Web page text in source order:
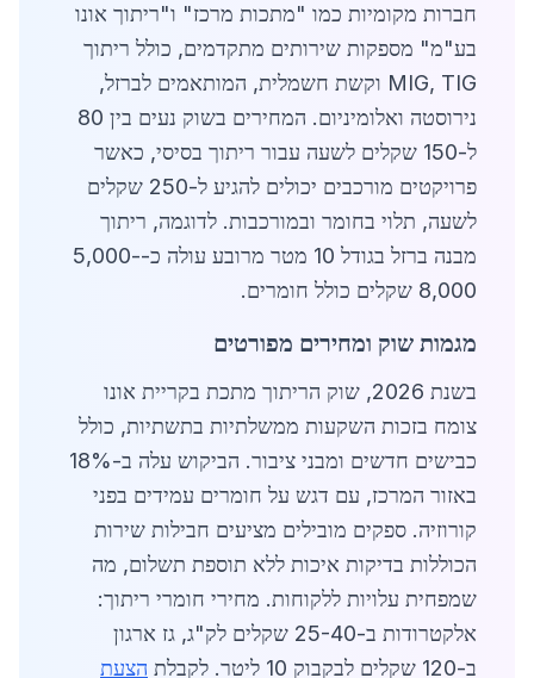
חברות מקומיות כמו "מתכות מרכז" ו"ריתוך אונו
בע"מ" מספקות שירותים מתקדמים, כולל ריתוך
MIG, TIG וקשת חשמלית, המותאמים לברזל,
נירוסטה ואלומיניום. המחירים בשוק נעים בין 80
ל-150 שקלים לשעה עבור ריתוך בסיסי, כאשר
פרויקטים מורכבים יכולים להגיע ל-250 שקלים
לשעה, תלוי בחומר ובמורכבות. לדוגמה, ריתוך
מבנה ברזל בגודל 10 מטר מרובע עולה כ-5,000-
8,000 שקלים כולל חומרים.
מגמות שוק ומחירים מפורטים
בשנת 2026, שוק הריתוך מתכת בקריית אונו
צומח בזכות השקעות ממשלתיות בתשתיות, כולל
כבישים חדשים ומבני ציבור. הביקוש עלה ב-18%
באזור המרכז, עם דגש על חומרים עמידים בפני
קורוזיה. ספקים מובילים מציעים חבילות שירות
הכוללות בדיקות איכות ללא תוספת תשלום, מה
שמפחית עלויות ללקוחות. מחירי חומרי ריתוך:
אלקטרודות ב-25-40 שקלים לק"ג, גז ארגון
ב-120 שקלים לבקבוק 10 ליטר. לקבלת
הצעת